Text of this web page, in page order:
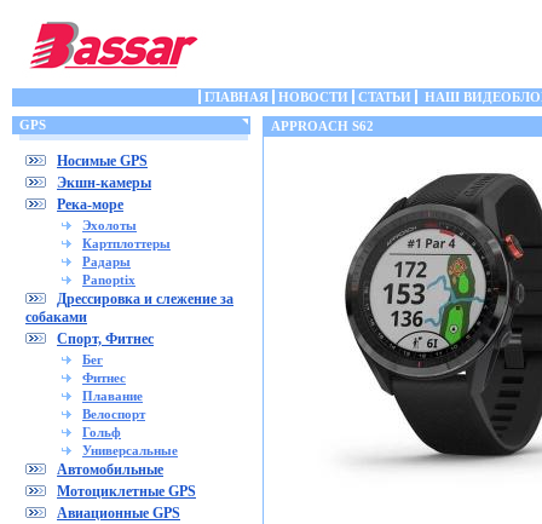
ГЛАВНАЯ НОВОСТИ СТАТЬИ
НАШ
GPS
Носимые GPS
Экшн-камеры
Река-море
Эхолоты
Картплоттеры
Радары
Panoptix
Дрессировка и слежение за
собаками
Спорт, Фитнес
Бег
Фитнес
Плавание
Велоспорт
Гольф
Универсальные
Автомобильные
Мотоциклетные GPS
Авиационные GPS
APPROACH S62